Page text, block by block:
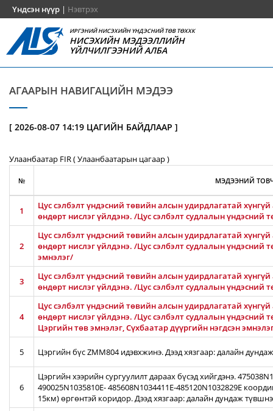
Үндсэн нүүр | Нэвтрэх
ИРГЭНИЙ НИСЭХИЙН ҮНДЭСНИЙ ТӨВ ТӨХХК
НИСЭХИЙН МЭДЭЭЛЛИЙН
ҮЙЛЧИЛГЭЭНИЙ АЛБА
АГААРЫН НАВИГАЦИЙН МЭДЭЭ
[ 2026-08-07 14:19 ЦАГИЙН БАЙДЛААР ]
Улаанбаатар FIR ( Улаанбаатарын цагаар )
№ МЭДЭЭНИЙ
1
Цус сэлбэлт үндэсний төвийн алсын удирдлагатай
өндөрт нислэг үйлдэнэ. /Цус сэлбэлт судлалын үндэсний
2
Цус сэлбэлт үндэсний төвийн алсын удирдлагатай
өндөрт нислэг үйлдэнэ. /Цус сэлбэлт судлалын
эмнэлэг/
3
Цус сэлбэлт үндэсний төвийн алсын удирдлагатай
өндөрт нислэг үйлдэнэ. /Цус сэлбэлт судлалын
4
Цус сэлбэлт үндэсний төвийн алсын удирдлагатай
өндөрт нислэг үйлдэнэ. /Цус сэлбэлт судлалын үндэсний
Цэргийн төв эмнэлэг, Сүхбаатар дүүргийн нэгдсэн
5 Цэргийн бүс ZMM804 идэвхжинэ. Дээд хязгаар: далайн
6
Цэргийн хээрийн сургуулилт дараах бүсэд хийгдэнэ.
490025N1035810E- 485608N1034411E-485120N1032829E
15км) өргөнтэй коридор. Дээд хязгаар: далайн дундаж